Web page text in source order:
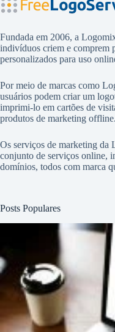
Fundada em 2006, a
indivíduos criem e comprem
personalizados para uso
Por meio de marcas como
usuários podem criar um
imprimi-lo em cartões de
produtos de marketing offline.
Os serviços de marketing
conjunto de serviços online,
domínios, todos com marca
Posts Populares